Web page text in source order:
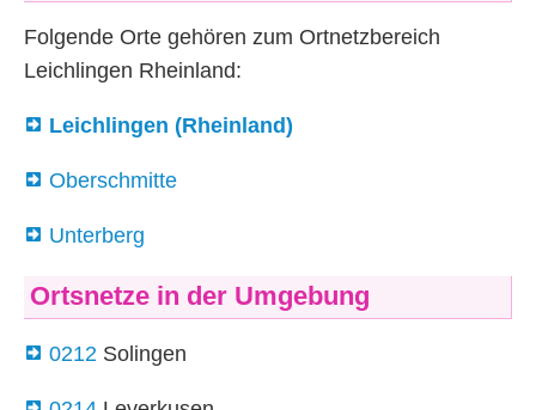
Folgende Orte gehören zum Ortnetzbereich
Leichlingen Rheinland:
Leichlingen (Rheinland)
Oberschmitte
Unterberg
Ortsnetze in der Umgebung
0212 Solingen